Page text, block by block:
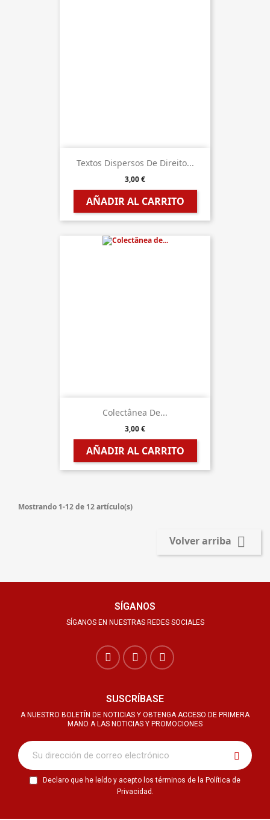
Textos Dispersos De Direito...
3,00 €
AÑADIR AL CARRITO
Colectânea De...
3,00 €
AÑADIR AL CARRITO
Mostrando 1-12 de 12 artículo(s)
Volver arriba 
SÍGANOS
SÍGANOS EN NUESTRAS REDES SOCIALES
SUSCRÍBASE
A NUESTRO BOLETÍN DE NOTICIAS Y OBTENGA ACCESO DE PRIMERA
MANO A LAS NOTICIAS Y PROMOCIONES
Declaro que he leído y acepto los términos de la Política de
Privacidad.